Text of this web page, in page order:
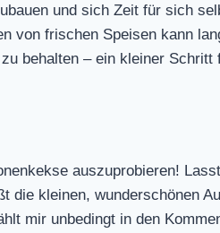
und sich Zeit für sich
von frischen Speisen kann
behalten – ein kleiner
auszuprobieren!
die kleinen, wunderschönen
mir unbedingt in den